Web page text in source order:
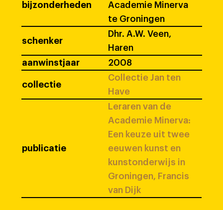
bijzonderheden
Academie Minerva
te Groningen
schenker
Dhr. A.W. Veen,
Haren
aanwinstjaar
2008
collectie
Collectie Jan ten
Have
publicatie
Leraren van de
Academie Minerva:
Een keuze uit twee
eeuwen kunst en
kunstonderwijs in
Groningen, Francis
van Dijk